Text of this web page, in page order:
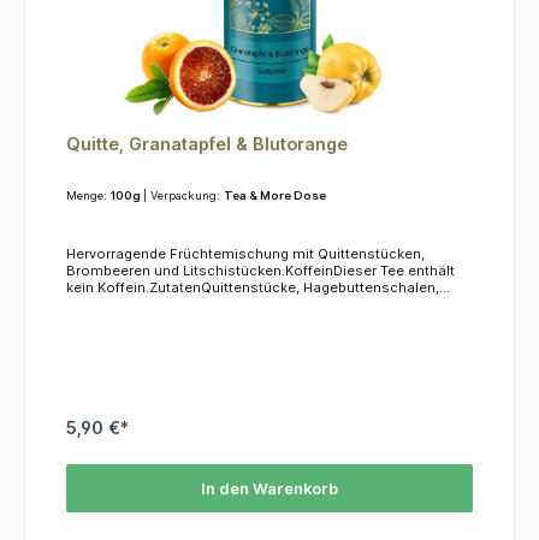
Quitte, Granatapfel & Blutorange
Menge: 100g | Verpackung: Tea & More Dose
Hervorragende Früchtemischung mit Quittenstücken,
Brombeeren und Litschistücken.KoffeinDieser Tee enthält
kein Koffein.ZutatenQuittenstücke, Hagebuttenschalen,
5,90 €*
In den Warenkorb